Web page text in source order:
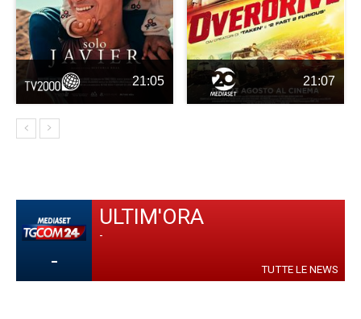
21:05 21:07
-
ULTIM'ORA
-
TUTTE LE NEWS